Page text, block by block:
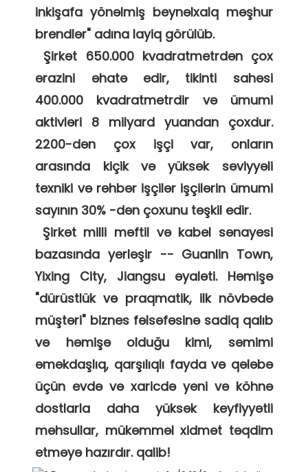
inkişafa yönəlmiş beynəlxalq məşhur
brendlər" adına layiq görülüb.
ərazini əhatə edir, tikinti sahəsi
400.000 kvadratmetrdir və ümumi
aktivləri 8 milyard yuandan çoxdur.
2200-dən çox işçi var, onların
arasında kiçik və yüksək səviyyəli
texniki və rəhbər işçilər işçilərin ümumi
sayının 30% -dən çoxunu təşkil edir.
bazasında yerləşir -- Guanlin Town,
Yixing City, Jiangsu əyaləti. Həmişə
"dürüstlük və praqmatik, ilk növbədə
müştəri" biznes fəlsəfəsinə sadiq qalıb
və həmişə olduğu kimi, səmimi
əməkdaşlıq, qarşılıqlı fayda və qələbə
üçün evdə və xaricdə yeni və köhnə
dostlarla daha yüksək keyfiyyətli
məhsullar, mükəmməl xidmət təqdim